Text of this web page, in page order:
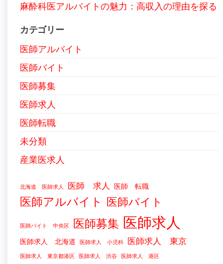
麻酔科医アルバイトの魅力：高収入の理由を探る
カテゴリー
医師アルバイト
医師バイト
医師募集
医師求人
医師転職
未分類
産業医求人
北海道 医師求人 医師 求人 医師 転職
医師アルバイト 医師バイト
医師バイト 中央区 医師募集 医師求人
医師求人 北海道 医師求人 小児科 医師求人 東京
医師求人 東京都港区 医師求人 渋谷 医師求人 港区